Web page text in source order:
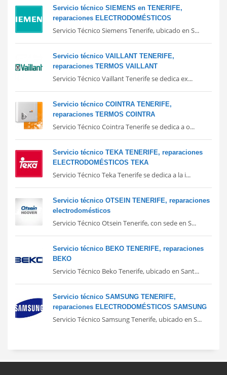
Servicio técnico SIEMENS en TENERIFE,
reparaciones ELECTRODOMÉSTICOS
Servicio Técnico Siemens Tenerife, ubicado en S...
Servicio técnico VAILLANT TENERIFE,
reparaciones TERMOS VAILLANT
Servicio Técnico Vaillant Tenerife se dedica ex...
Servicio técnico COINTRA TENERIFE,
reparaciones TERMOS COINTRA
Servicio Técnico Cointra Tenerife se dedica a o...
Servicio técnico TEKA TENERIFE, reparaciones
ELECTRODOMÉSTICOS TEKA
Servicio Técnico Teka Tenerife se dedica a la i...
Servicio técnico OTSEIN TENERIFE, reparaciones
electrodomésticos
Servicio Técnico Otsein Tenerife, con sede en S...
Servicio técnico BEKO TENERIFE, reparaciones
BEKO
Servicio Técnico Beko Tenerife, ubicado en Sant...
Servicio técnico SAMSUNG TENERIFE,
reparaciones ELECTRODOMÉSTICOS SAMSUNG
Servicio Técnico Samsung Tenerife, ubicado en S...